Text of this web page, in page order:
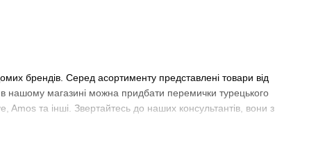
брендів. Серед асортименту представлені товари від
нашому магазині можна придбати перемички турецького
та інші. Звертайтесь до наших консультантів, вони з